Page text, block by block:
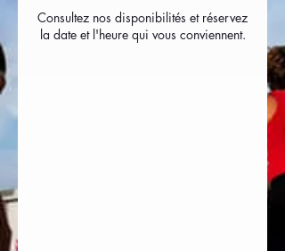
Consultez nos disponibilités et réservez
la date et l'heure qui vous conviennent.